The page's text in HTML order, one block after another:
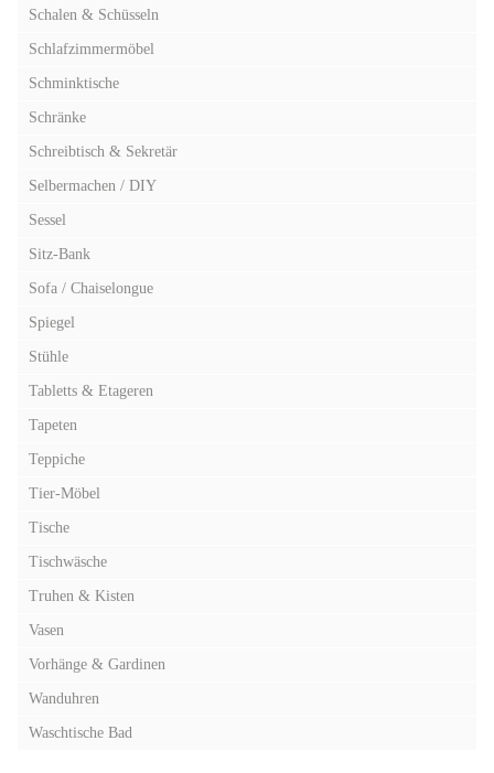
Schalen & Schüsseln
Schlafzimmermöbel
Schminktische
Schränke
Schreibtisch & Sekretär
Selbermachen / DIY
Sessel
Sitz-Bank
Sofa / Chaiselongue
Spiegel
Stühle
Tabletts & Etageren
Tapeten
Teppiche
Tier-Möbel
Tische
Tischwäsche
Truhen & Kisten
Vasen
Vorhänge & Gardinen
Wanduhren
Waschtische Bad